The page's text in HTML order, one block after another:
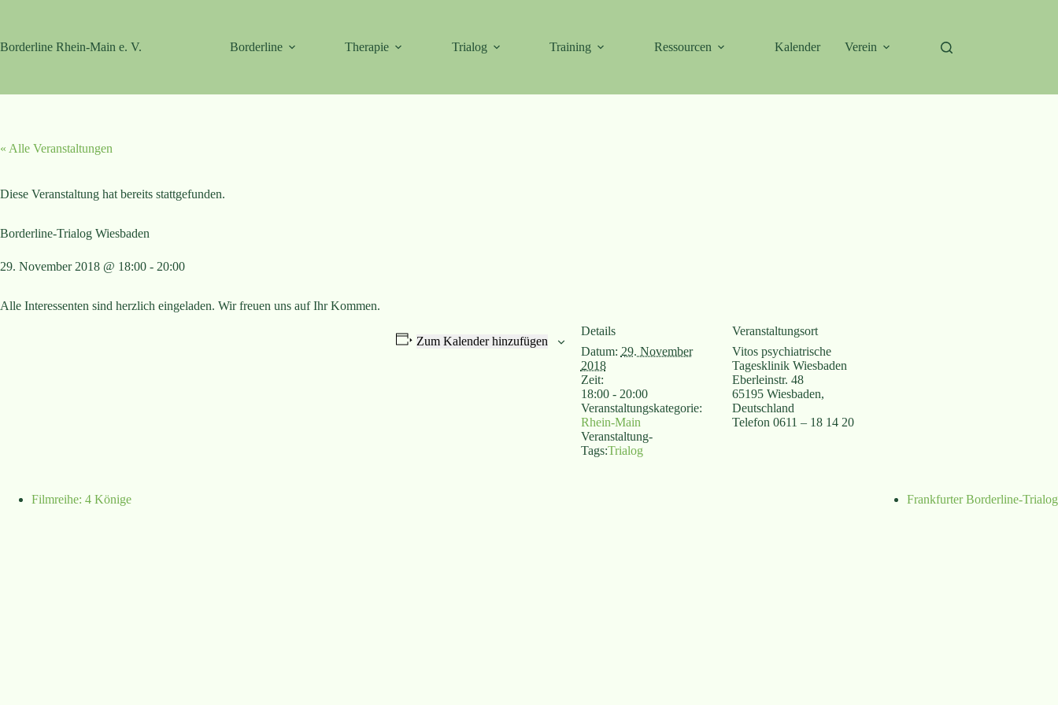
Borderline Rhein-Main e. V.
Borderline Therapie Trialog Training Ressourcen Kalender Verein
« Alle Veranstaltungen
Diese Veranstaltung hat bereits stattgefunden.
Borderline-Trialog Wiesbaden
29. November 2018 @ 18:00 - 20:00
Alle Interessenten sind herzlich eingeladen. Wir freuen uns auf Ihr Kommen.
Zum Kalender hinzufügen
Details
Datum: 29. November
2018
Zeit:
18:00 - 20:00
Veranstaltungskategorie:
Rhein-Main
Veranstaltung-
Tags:Trialog
Veranstaltungsort
Vitos psychiatrische
Tagesklinik Wiesbaden
Eberleinstr. 48
65195 Wiesbaden,
Deutschland
Telefon 0611 – 18 14 20
Filmreihe: 4 Könige Frankfurter Borderline-Trialog